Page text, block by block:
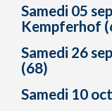
Samedi 05
Kempferhof
Samedi 26
(68)
Samedi 10